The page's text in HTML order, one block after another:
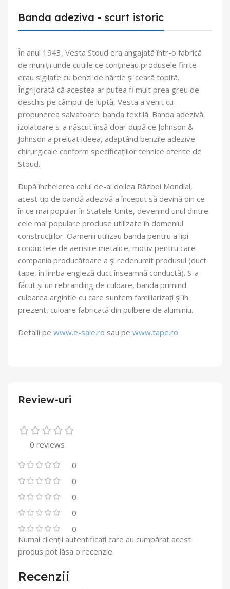
Banda adeziva - scurt istoric
În anul 1943, Vesta Stoud era angajată într-o fabrică
de muniții unde cutiile ce conțineau produsele finite
erau sigilate cu benzi de hârtie și ceară topită.
Îngrijorată că acestea ar putea fi mult prea greu de
deschis pe câmpul de luptă, Vesta a venit cu
propunerea salvatoare: banda textilă. Banda adezivă
izolatoare s-a născut însă doar după ce Johnson &
Johnson a preluat ideea, adaptând benzile adezive
chirurgicale conform specificațiilor tehnice oferite de
Stoud.
După încheierea celui de-al doilea Război Mondial,
acest tip de bandă adezivă a început să devină din ce
în ce mai popular în Statele Unite, devenind unul dintre
cele mai populare produse utilizate în domeniul
construcțiilor. Oamenii utilizau banda pentru a lipi
conductele de aerisire metalice, motiv pentru care
compania producătoare a și redenumit produsul (duct
tape, în limba engleză duct înseamnă conductă). S-a
făcut și un rebranding de culoare, banda primind
culoarea argintie cu care suntem familiarizați și în
prezent, culoare fabricată din pulbere de aluminiu.
Detalii pe www.e-sale.ro sau pe www.tape.ro
Review-uri
0 reviews
0
0
0
0
0
Recenzii
Numai clienții autentificați care au cumpărat acest
produs pot lăsa o recenzie.